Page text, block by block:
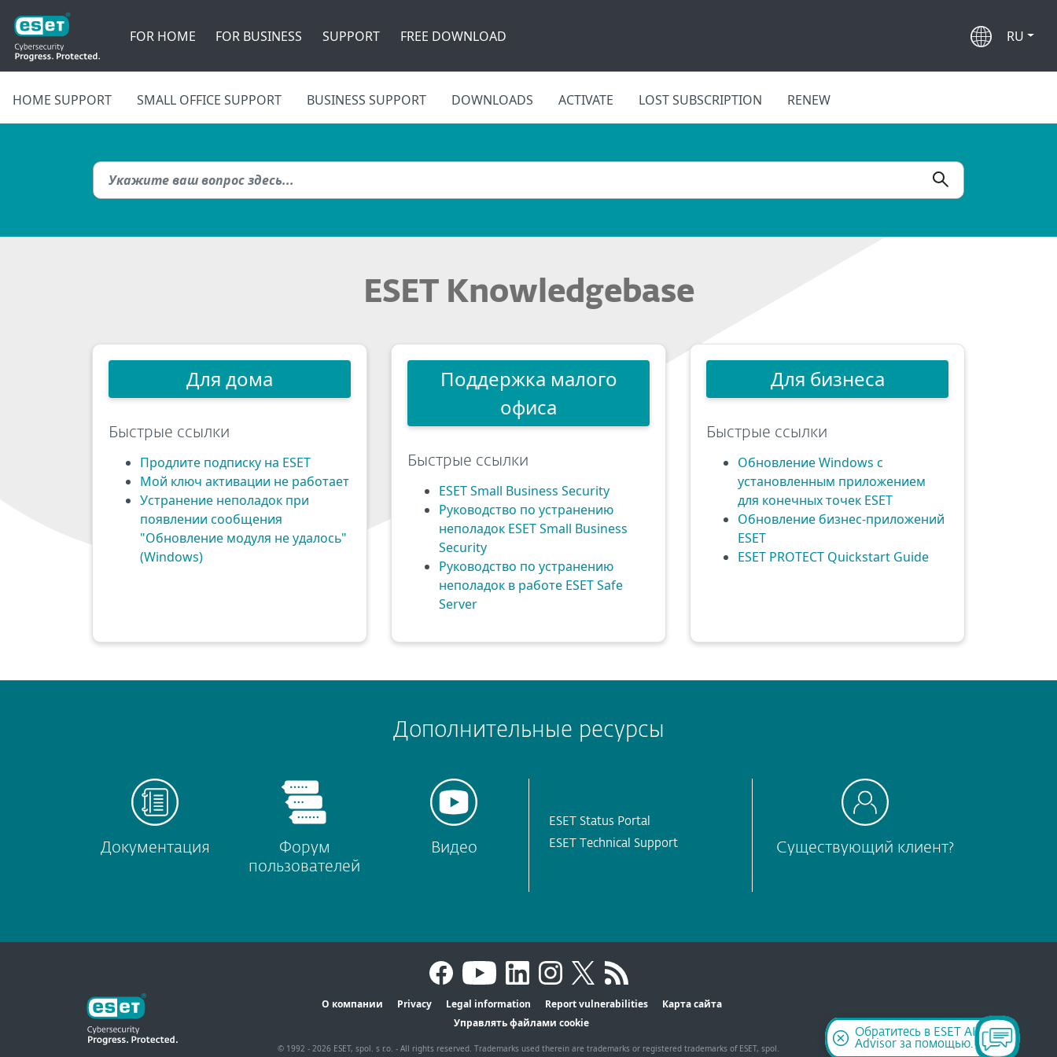
FOR HOME FOR BUSINESS SUPPORT FREE DOWNLOAD RU
HOME SUPPORT SMALL OFFICE SUPPORT BUSINESS SUPPORT DOWNLOADS ACTIVATE LOST SUBSCRIPTION RENEW
ESET Knowledgebase
Для дома
Быстрые ссылки
Продлите подписку на ESET
Мой ключ активации не работает
Устранение неполадок при
появлении сообщения
"Обновление модуля не удалось"
(Windows)
Поддержка малого
офиса
Быстрые ссылки
ESET Small Business Security
Руководство по устранению
неполадок ESET Small Business
Security
Руководство по устранению
неполадок в работе ESET Safe
Server
Для бизнеса
Быстрые ссылки
Обновление Windows с
установленным приложением
для конечных точек ESET
Обновление бизнес-приложений
ESET
ESET PROTECT Quickstart Guide
Дополнительные ресурсы
Документация
Форум
пользователей
Видео
ESET Status Portal
ESET Technical Support
Существующий клиент?
О компании Privacy Legal information Report vulnerabilities
Карта сайта
Управлять файлами cookie
© 1992 - 2026 ESET, spol. s r.o. - All rights reserved. Trademarks used therein are trademarks or registered trademarks of ESET, spol.
Обратитесь в ESET AI
Advisor за помощью.